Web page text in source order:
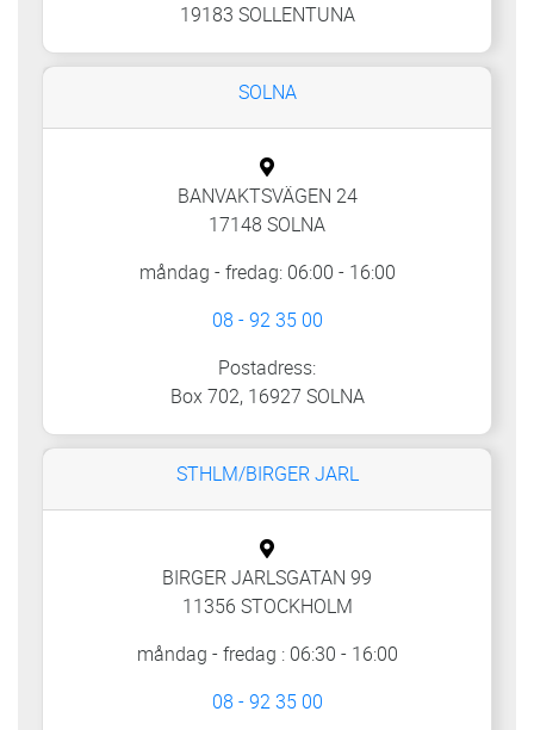
19183 SOLLENTUNA
SOLNA
BANVAKTSVÄGEN 24
17148 SOLNA
måndag - fredag: 06:00 - 16:00
08 - 92 35 00
Postadress:
Box 702, 16927 SOLNA
STHLM/BIRGER JARL
BIRGER JARLSGATAN 99
11356 STOCKHOLM
måndag - fredag : 06:30 - 16:00
08 - 92 35 00